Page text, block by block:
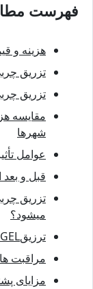
فهرست
هزینه و
تزریق
تزریق
مقایسه
شهرها
عوامل
قبل و بعد
تزریق
میشود؟
ترزیقSVF GELو مزایای آن
مراقبت
مزایای